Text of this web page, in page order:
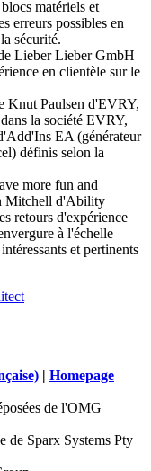
matériels et
erreurs possibles en
sécurité.
Lieber Lieber GmbH
en clientèle sur le
Knut Paulsen d'EVRY,
la société EVRY,
EA (générateur
définis selon la
more fun and
Mitchell d'Ability
retours d'expérience
à l'échelle
et pertinents
| Homepage
de l'OMG
de Sparx Systems Pty